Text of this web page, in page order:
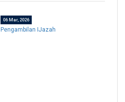
06 Mar, 2026
Pengambilan IJazah